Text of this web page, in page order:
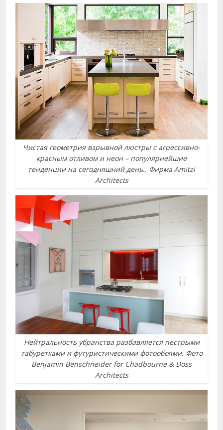
Чистая геометрия взрывной люстры с агрессивно-
красным отливом и неон – популярнейшие
тенденции на сегодняшний день.. Фирма Amitzi
Architects
Нейтральность убранства разбавляется пёстрыми
табуретками и футуристическими фотообоями. Фото
Benjamin Benschneider for Chadbourne & Doss
Architects